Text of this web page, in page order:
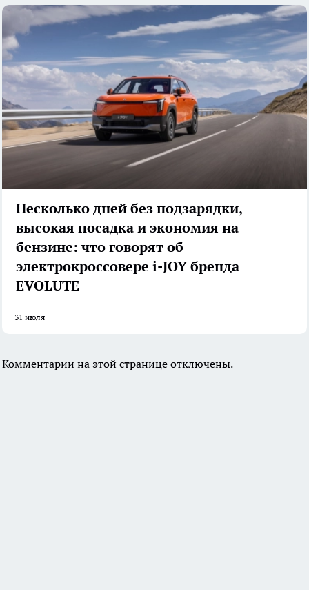
Несколько дней без подзарядки,
высокая посадка и экономия на
бензине: что говорят об
электрокроссовере i-JOY бренда
EVOLUTE
31 июля
Комментарии на этой странице отключены.